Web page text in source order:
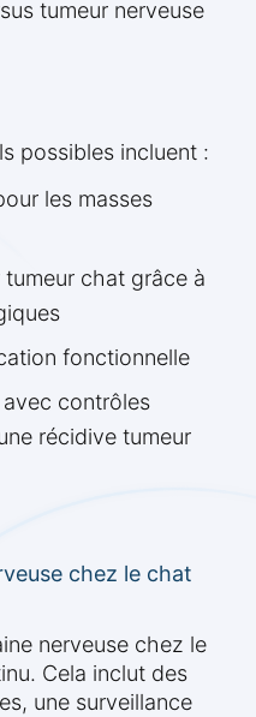
tumeur nerveuse
possibles incluent :
les masses
chat grâce à
fonctionnelle
contrôles
récidive tumeur
chez le chat
nerveuse chez le
Cela inclut des
une surveillance